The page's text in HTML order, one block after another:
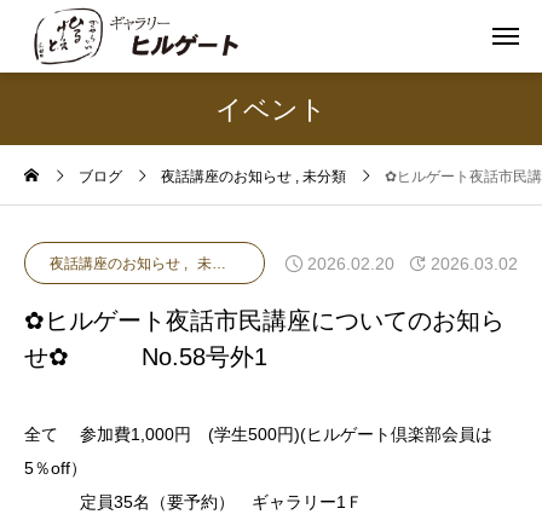
イベント
ブログ 夜話講座のお知らせ 未分類 ✿ヒルゲート夜話市
夜話講座のお知らせ 未分類 2026.02.20 2026.03.02
✿ヒルゲート夜話市民講座についてのお知ら
せ✿ No.58号外1
全て 参加費1,000円 (学生500円)(ヒルゲート倶楽部会員は
5％off）
定員35名（要予約） ギャラリー1Ｆ